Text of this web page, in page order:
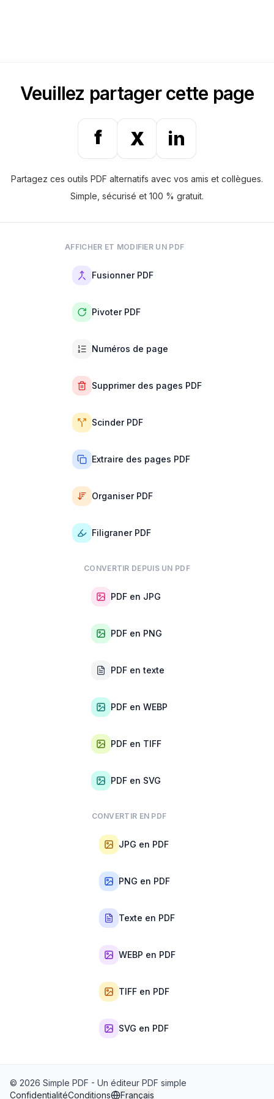
Veuillez partager cette page
f
X in
Partagez ces outils PDF alternatifs avec vos amis et collègues.
Simple, sécurisé et 100 % gratuit.
AFFICHER ET MODIFIER UN PDF
Fusionner PDF
Pivoter PDF
Numéros de page
Supprimer des pages PDF
Scinder PDF
Extraire des pages PDF
Organiser PDF
Filigraner PDF
CONVERTIR DEPUIS UN PDF
PDF en JPG
PDF en PNG
PDF en texte
PDF en WEBP
PDF en TIFF
PDF en SVG
CONVERTIR EN PDF
JPG en PDF
PNG en PDF
Texte en PDF
WEBP en PDF
TIFF en PDF
SVG en PDF
© 2026 Simple PDF - Un éditeur PDF simple
ConfidentialitéConditions Français